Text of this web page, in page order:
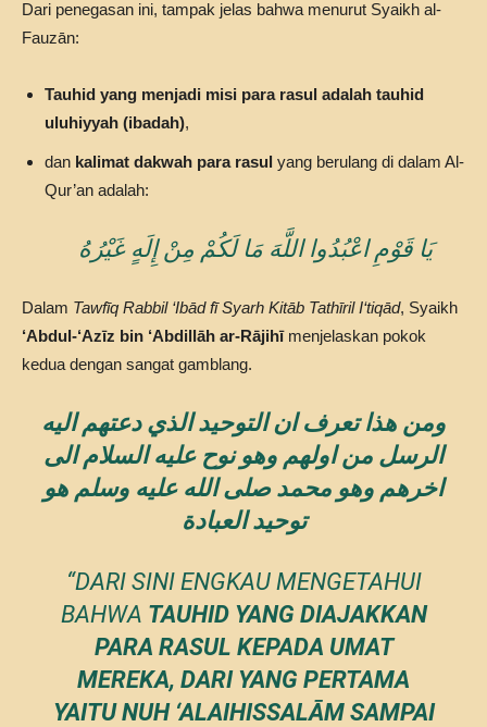
Dari penegasan ini, tampak jelas bahwa menurut Syaikh al-
Fauzān:
Tauhid yang menjadi misi para rasul adalah tauhid
uluhiyyah (ibadah),
dan kalimat dakwah para rasul yang berulang di dalam Al-
Qur’an adalah:
يَا قَوْمِ اعْبُدُوا اللَّهَ مَا لَكُمْ مِنْ إِلَهٍ غَيْرُهُ
Dalam Tawfīq Rabbil ‘Ibād fī Syarh Kitāb Tathīril I‘tiqād, Syaikh
‘Abdul-‘Azīz bin ‘Abdillāh ar-Rājihīmenjelaskan pokok
kedua dengan sangat gamblang.
ومن هذا تعرف ان التوحيد الذي دعتهم اليه
الرسل من اولهم وهو نوح عليه السلام الى
اخرهم وهو محمد صلى الله عليه وسلم هو
توحيد العبادة
“DARI SINI ENGKAU MENGETAHUI
BAHWA TAUHID YANG DIAJAKKAN
PARA RASUL KEPADA UMAT
MEREKA, DARI YANG PERTAMA
YAITU NUH ‘ALAIHISSALĀM SAMPAI